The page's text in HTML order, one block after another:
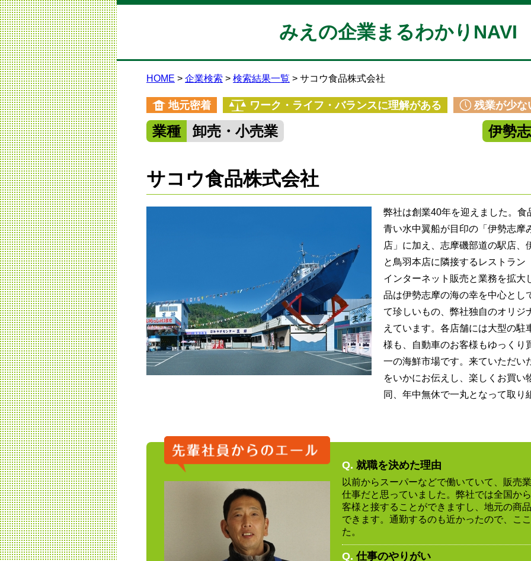
みえの企業まるわかりNAVI
HOME 企業検索 検索結果一覧 サコウ食品株式会社
地元密着 ワーク・ライフ・バランスに理解がある 残業が少な
業種 卸売・小売業 伊勢
サコウ食品株式会社
弊社は創業40年を迎えました。
青い水中翼船が目印の「伊勢志
店」に加え、志摩磯部道の駅店、
と鳥羽本店に隣接するレストラ
インターネット販売と業務を拡大
品は伊勢志摩の海の幸を中心とし
て珍しいもの、弊社独自のオリジ
えています。各店舗には大型の駐
様も、自動車のお客様もゆっくり
一の海鮮市場です。来ていただい
をいかにお伝えし、楽しくお買い
同、年中無休で一丸となって取り
Q. 就職を決めた理由
以前からスーパーなどで働いていて、販売
仕事だと思っていました。弊社では全国か
客様と接することができますし、地元の商
できます。通勤するのも近かったので、こ
た。
Q. 仕事のやりがい